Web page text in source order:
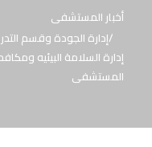
أخبار المستشفى
إدارة الجودة وقسم
إدارة السلامة البيئيه
المستشفى